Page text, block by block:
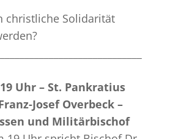
christliche Solidarität
Uhr – St. Pankratius
Josef Overbeck –
und Militärbischof